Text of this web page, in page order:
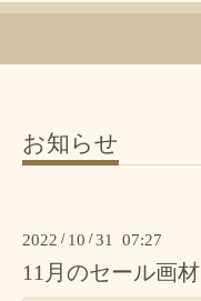
お知らせ
2022 / 10 /31 07:27
11月のセール画材